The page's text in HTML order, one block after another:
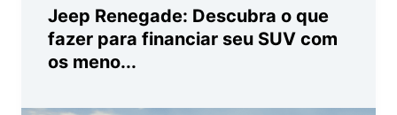
Jeep Renegade: Descubra o que
fazer para financiar seu SUV com
os meno...